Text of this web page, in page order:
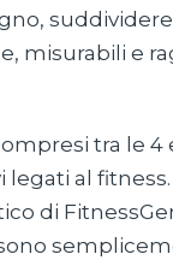
misurabili e
tra le 4
al
di